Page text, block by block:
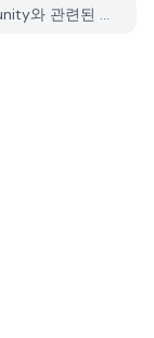
PGYER APK HUB에서 TestingStage Community와 관련된 문제를 신고하는 방법은 무엇인가요?